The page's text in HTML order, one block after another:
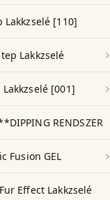
Lakkzselé [110]
Lakkzselé
Lakkzselé [001]
RENDSZER
Fusion GEL
Effect Lakkzselé